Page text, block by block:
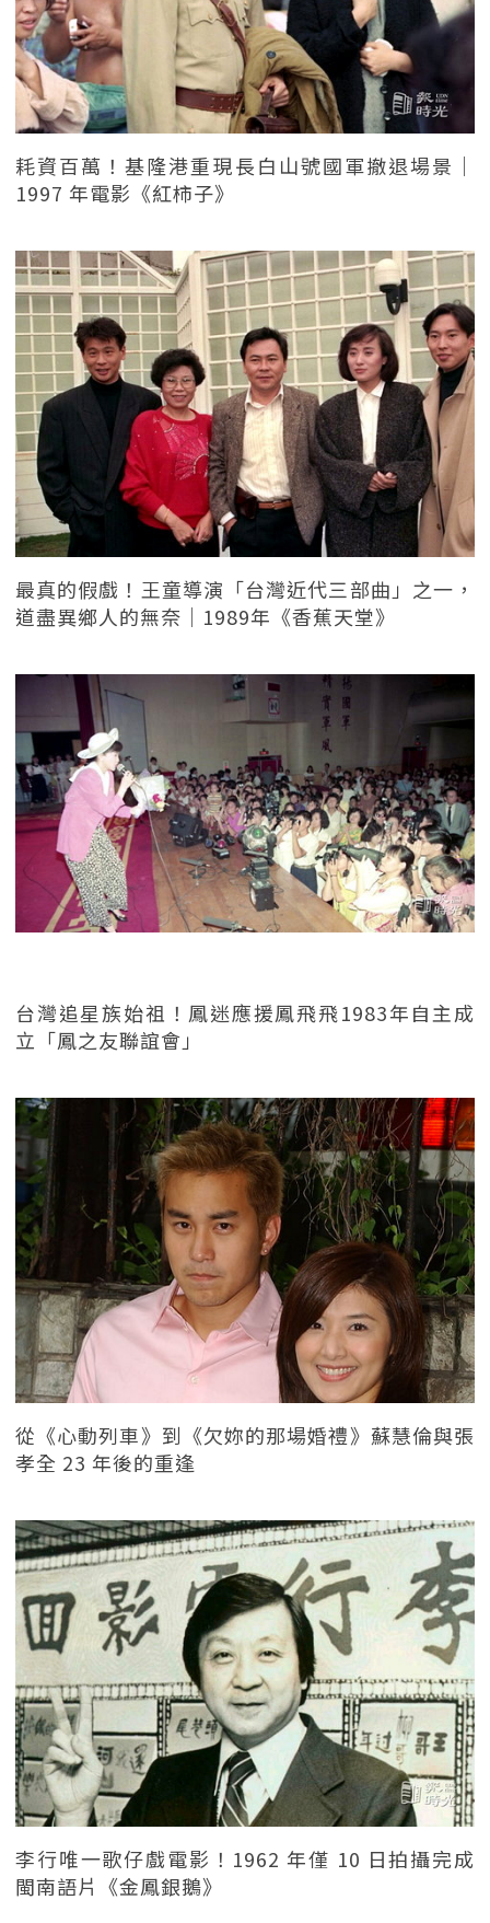
耗資百萬！基隆港重現長白山號國軍撤退場景｜
1997 年電影《紅柿子》
最真的假戲！王童導演「台灣近代三部曲」之一，
道盡異鄉人的無奈｜1989年《香蕉天堂》
台灣追星族始祖！鳳迷應援鳳飛飛1983年自主成
立「鳳之友聯誼會」
從《心動列車》到《欠妳的那場婚禮》蘇慧倫與張
孝全 23 年後的重逢
李行唯一歌仔戲電影！1962 年僅 10 日拍攝完成
閩南語片《金鳳銀鵝》